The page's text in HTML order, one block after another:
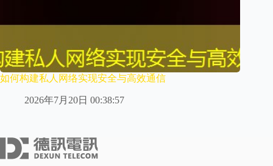
如何构建私人网络实现安全与高效通信
2026年7月20日 00:38:57